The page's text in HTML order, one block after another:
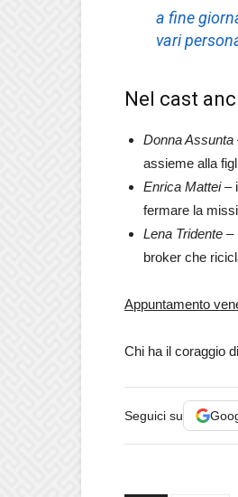
a fine
vari
Nel cast
Donna Assunta
assieme alla
Enrica Mattei –
fermare la
Lena Tridente –
broker che
Appuntamento
Chi ha il coraggio
Seguici su